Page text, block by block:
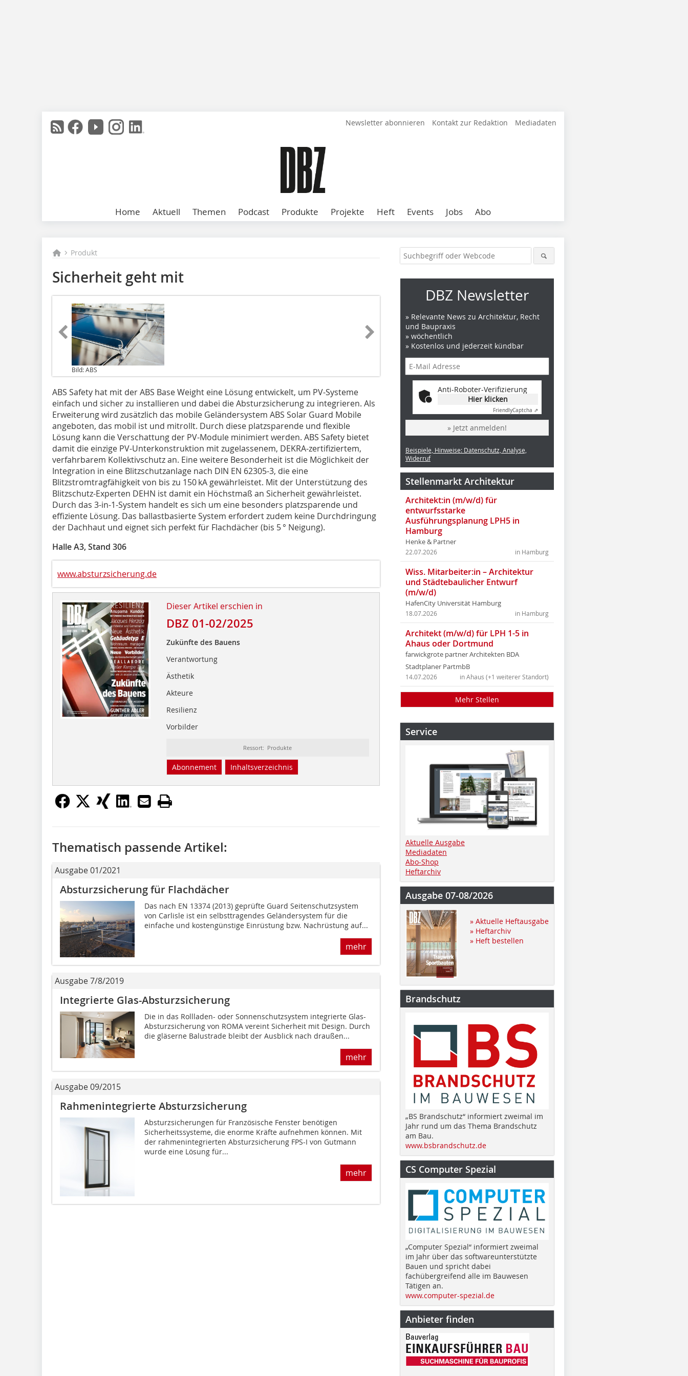
Newsletter abonnieren Kontakt zur Redaktion Mediadaten
Home Aktuell Themen Podcast Produkte Projekte Heft Events Jobs Abo
Produkt
Sicherheit geht mit
Bild: ABS
ABS Safety hat mit der ABS Base Weight eine Lösung entwickelt, um PV-Systeme
einfach und sicher zu installieren und dabei die Absturzsicherung zu integrieren. Als
Erweiterung wird zusätzlich das mobile Geländersystem ABS Solar Guard Mobile
angeboten, das mobil ist und mitrollt. Durch diese platzsparende und flexible
Lösung kann die Verschattung der PV-Module minimiert werden. ABS Safety bietet
damit die einzige PV-Unterkonstruktion mit zugelassenem, DEKRA-zertifiziertem,
verfahrbarem Kollektivschutz an. Eine weitere Besonderheit ist die Möglichkeit der
Integration in eine Blitzschutzanlage nach DIN EN 62305-3, die eine
Blitzstromtragfähigkeit von bis zu 150 kA gewährleistet. Mit der Unterstützung des
Blitzschutz-Experten DEHN ist damit ein Höchstmaß an Sicherheit gewährleistet.
Durch das 3-in-1-System handelt es sich um eine besonders platzsparende und
effiziente Lösung. Das ballastbasierte System erfordert zudem keine Durchdringung
der Dachhaut und eignet sich perfekt für Flachdächer (bis 5 ° Neigung).
Halle A3, Stand 306
www.absturzsicherung.de
Dieser Artikel erschien in
DBZ 01-02/2025
Zukünfte des Bauens
Verantwortung
Ästhetik
Akteure
Resilienz
Vorbilder
Ressort: Produkte
Abonnement Inhaltsverzeichnis
Thematisch passende Artikel:
Ausgabe 01/2021
Absturzsicherung für Flachdächer
Das nach EN 13374 (2013) geprüfte Guard Seitenschutzsystem
von Carlisle ist ein selbsttragendes Geländersystem für die
einfache und kostengüns­tige Einrüstung bzw. Nachrüstung auf...
mehr
Ausgabe 7/8/2019
Integrierte Glas-Absturzsicherung
Die in das Rollladen- oder Sonnenschutzsystem integrierte Glas-
Absturzsicherung von ROMA vereint Sicherheit mit Design. Durch
die gläserne Balustrade bleibt der Ausblick nach draußen...
mehr
Ausgabe 09/2015
Rahmenintegrierte Absturzsicherung
Absturzsicherungen für Französische Fenster benötigen
Sicherheitssysteme, die enorme Kräfte aufnehmen können. Mit
der rahmenintegrierten Absturzsicherung FPS-I von Gutmann
wurde eine Lösung für...
mehr
DBZ Newsletter
» Relevante News zu Architektur, Recht
und Baupraxis
» wöchentlich
» Kostenlos und jederzeit kündbar
Anti-Roboter-Verifizierung
Hier klicken
FriendlyCaptcha ⇗
» Jetzt anmelden!
Beispiele, Hinweise: Datenschutz, Analyse,
Widerruf
Stellenmarkt Architektur
Architekt:in (m/w/d) für
entwurfsstarke
Ausführungsplanung LPH5 in
Hamburg
Henke & Partner
in Hamburg
22.07.2026
Wiss. Mitarbeiter:in – Architektur
und Städtebaulicher Entwurf
(m/w/d)
HafenCity Universität Hamburg
in Hamburg
18.07.2026
Architekt (m/w/d) für LPH 1-5 in
Ahaus oder Dortmund
farwickgrote partner Architekten BDA
Stadtplaner PartmbB
in Ahaus (+1 weiterer Standort)
14.07.2026
Mehr Stellen
Service
Aktuelle Ausgabe
Mediadaten
Abo-Shop
Heftarchiv
Ausgabe 07-08/2026
» Aktuelle Heftausgabe
» Heftarchiv
» Heft bestellen
Brandschutz
„BS Brandschutz“ informiert zweimal im
Jahr rund um das Thema Brandschutz
am Bau.
www.bsbrandschutz.de
CS Computer Spezial
„Computer Spezial“ informiert zweimal
im Jahr über das softwareunterstützte
Bauen und spricht dabei
fachübergreifend alle im Bauwesen
Tätigen an.
www.computer-spezial.de
Anbieter finden